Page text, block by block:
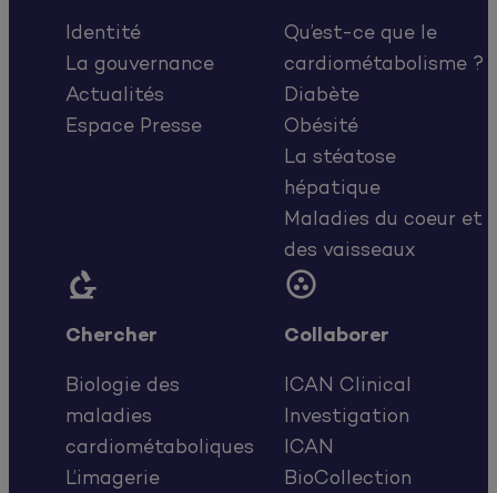
Identité
La gouvernance
Actualités
Espace Presse
Qu’est-ce que le
cardiométabolisme ?
Diabète
Obésité
La stéatose
hépatique
Maladies du coeur et
des vaisseaux

Chercher
Biologie des
maladies
cardiométaboliques
L’imagerie

Collaborer
ICAN Clinical
Investigation
ICAN
BioCollection